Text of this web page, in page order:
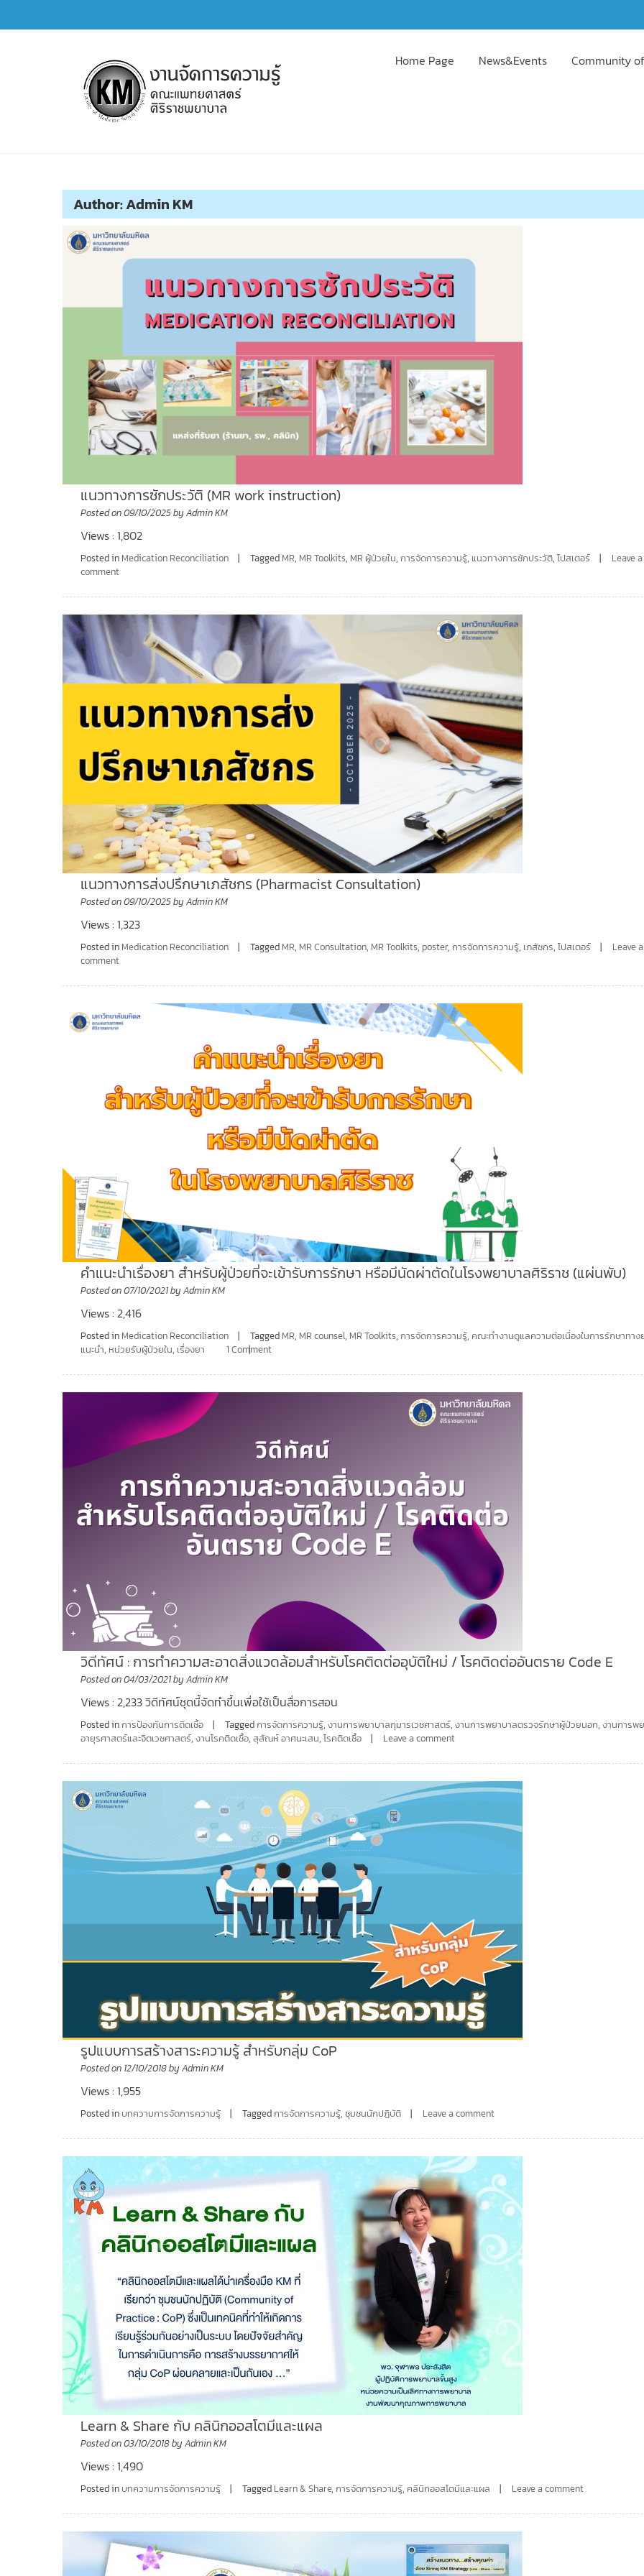
to
Home Page News&Events Community
Author:Admin KM
แนวทางการซักประวัติ (MR work instruction)
Posted on09/10/2025byAdmin KM
Views : 1,802
Posted in Medication Reconciliation Tagged MR, MR Toolkits, MR ผู้ป่วยใน,การจัดการความรู้, แนวทางการซักประวัติ,โปสเตอร์
Leave a
comment
แนวทางการส่งปรึกษาเภสัชกร (Pharmacist Consultation)
Posted on09/10/2025byAdmin KM
Views : 1,323
Posted in Medication Reconciliation Tagged MR, MR Consultation, MR Toolkits, poster,การจัดการความรู้, เภสัชกร,โปสเตอร์
Leave a
comment
คำแนะนำเรื่องยา สำหรับผู้ป่วยที่จะเข้ารับการรักษา หรือมีนัดผ่าตัดในโรงพยาบาลศิริราช (แผ่นพับ)
Posted on07/10/2021byAdmin KM
Views : 2,416
Posted in Medication Reconciliation Tagged MR, MR counsel, MR Toolkits,การจัดการความรู้, คณะทำงานดูแลความต่อเนื่องในการรักษาทาง
แนะนำ, หน่วยรับผู้ป่วยใน, เรื่องยา 1 Comment
วิดีทัศน์ : การทำความสะอาดสิ่งแวดล้อมสำหรับโรคติดต่ออุบัติใหม่ / โรคติดต่ออันตราย Code E
Posted on04/03/2021byAdmin KM
Views : 2,233 วิดีทัศน์ชุดนี้จัดทำขึ้นเพื่อใช้เป็นสื่อการสอน
Posted inการป้องกันการติดเชื้อ Taggedการจัดการความรู้,งานการพยาบาลกุมารเวชศาสตร์,งานการพยาบาลตรวจรักษาผู้ป่วยนอก,งานการพ
อายุรศาสตร์และจิตเวชศาสตร์,งานโรคติดเชื้อ,สุสัณห์ อาศนะเสน,โรคติดเชื้อ Leave a comment
รูปแบบการสร้างสาระความรู้ สำหรับกลุ่ม CoP
Posted on 12/10/2018byAdmin KM
Views : 1,955
Posted in บทความการจัดการความรู้ Taggedการจัดการความรู้,ชุมชนนักปฏิบัติ Leave a comment
Learn & Share กับ คลินิกออสโตมีและแผล
Posted on03/10/2018byAdmin KM
Views : 1,490
Posted in บทความการจัดการความรู้ Tagged Learn & Share,การจัดการความรู้, คลินิกออสโตมีและแผล Leave a comment